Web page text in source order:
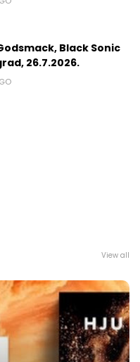
Black Sonic
26.7.2026.
View all